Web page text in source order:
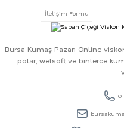
İletişim Formu
Bursa Kumaş Pazarı Online
polar, welsoft ve binlerce
0